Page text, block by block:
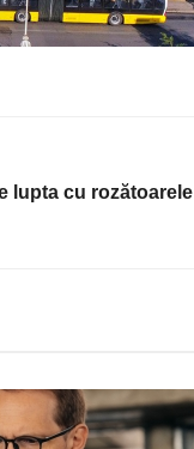
lupta cu rozătoarele